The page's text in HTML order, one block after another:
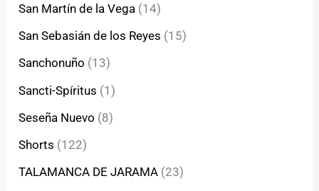
San Martín de la Vega (14)
San Sebasián de los Reyes (15)
Sanchonuño (13)
Sancti-Spíritus (1)
Seseña Nuevo (8)
Shorts (122)
TALAMANCA DE JARAMA (23)